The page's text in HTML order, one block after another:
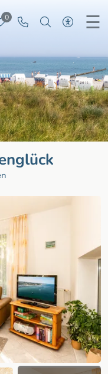
0
MerklisteRufen Sie uns
Nach
Zur☰